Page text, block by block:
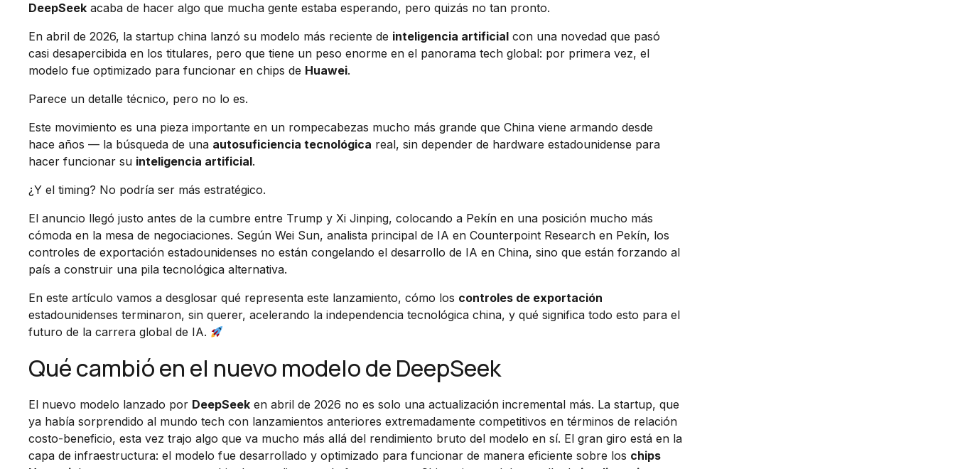
DeepSeek acaba de hacer algo que mucha gente estaba esperando, pero quizás no tan pronto.
En abril de 2026, la startup china lanzó su modelo más reciente de inteligencia artificial con una novedad que pasó
casi desapercibida en los titulares, pero que tiene un peso enorme en el panorama tech global: por primera vez, el
modelo fue optimizado para funcionar en chips de Huawei.
Parece un detalle técnico, pero no lo es.
Este movimiento es una pieza importante en un rompecabezas mucho más grande que China viene armando desde
hace años — la búsqueda de una autosuficiencia tecnológica real, sin depender de hardware estadounidense para
hacer funcionar su inteligencia artificial.
¿Y el timing? No podría ser más estratégico.
El anuncio llegó justo antes de la cumbre entre Trump y Xi Jinping, colocando a Pekín en una posición mucho más
cómoda en la mesa de negociaciones. Según Wei Sun, analista principal de IA en Counterpoint Research en Pekín, los
controles de exportación estadounidenses no están congelando el desarrollo de IA en China, sino que están forzando al
país a construir una pila tecnológica alternativa.
En este artículo vamos a desglosar qué representa este lanzamiento, cómo los controles de exportación
estadounidenses terminaron, sin querer, acelerando la independencia tecnológica china, y qué significa todo esto para el
futuro de la carrera global de IA.
Qué cambió en el nuevo modelo de DeepSeek
El nuevo modelo lanzado por DeepSeek en abril de 2026 no es solo una actualización incremental más. La startup, que
ya había sorprendido al mundo tech con lanzamientos anteriores extremadamente competitivos en términos de relación
costo-beneficio, esta vez trajo algo que va mucho más allá del rendimiento bruto del modelo en sí. El gran giro está en la
capa de infraestructura: el modelo fue desarrollado y optimizado para funcionar de manera eficiente sobre los chips